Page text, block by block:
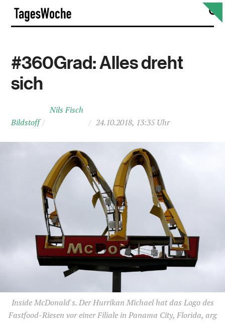
Skip
content
#360Grad: Alles dreht
sich
Bildstoff /
Nils Fisch
/ 24.10.2018, 13:35 Uhr
Inside McDonald's. Der Hurrikan Michael hat das Logo des
Fastfood-Riesen vor einer Filiale in Panama City, Florida, arg